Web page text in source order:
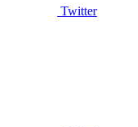
Twitter